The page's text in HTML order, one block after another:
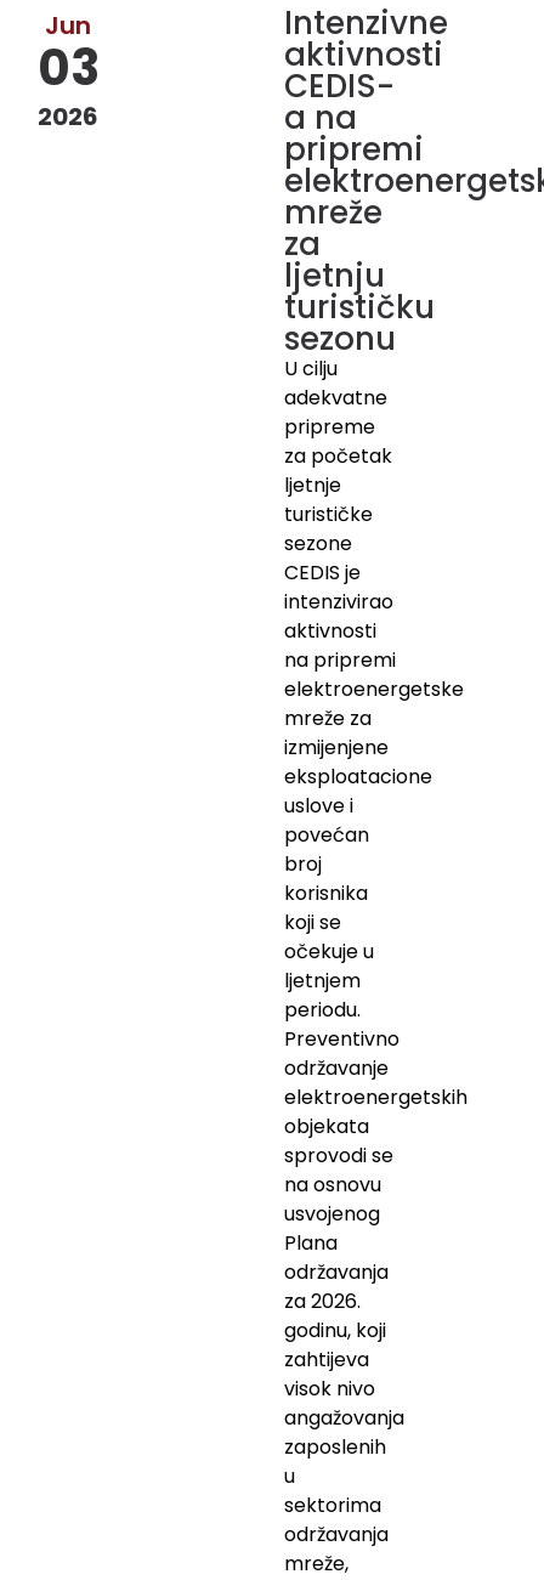
Jun
03
2026
Intenzivne
aktivnosti
CEDIS-
a na
pripremi
mreže
za
ljetnju
turističku
sezonu
U cilju
adekvatne
pripreme
za početak
ljetnje
turističke
sezone
CEDIS je
intenzivirao
aktivnosti
na pripremi
elektroenergetske
mreže za
izmijenjene
eksploatacione
uslove i
povećan
broj
korisnika
koji se
očekuje u
ljetnjem
periodu.
Preventivno
održavanje
elektroenergetskih
objekata
sprovodi se
na osnovu
usvojenog
Plana
održavanja
za 2026.
godinu, koji
zahtijeva
visok nivo
angažovanja
zaposlenih
u
sektorima
održavanja
mreže,